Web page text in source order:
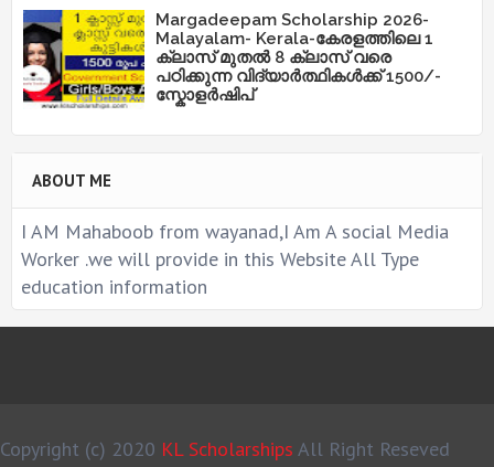
Margadeepam Scholarship 2026-
Malayalam- Kerala-കേരളത്തിലെ 1
ക്ലാസ് മുതൽ 8 ക്ലാസ് വരെ
പഠിക്കുന്ന വിദ്യാർത്ഥികൾക്ക് 1500/-
സ്കോളർഷിപ്
ABOUT ME
I AM Mahaboob from wayanad,I Am A social Media
Worker .we will provide in this Website All Type
education information
Copyright (c) 2020 KL Scholarships All Right Reseved